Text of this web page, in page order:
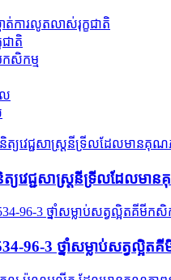
ត់​ការលូតលាស់​រុក្ខជាតិ
ជាតិ
សិកម្ម
ល
យវេជ្ជសាស្ត្រនីទ្រីលដែលមា
96-3 ថ្នាំសម្លាប់សត្វល្អិត